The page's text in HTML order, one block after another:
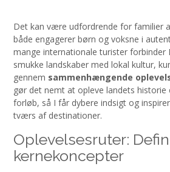
Det kan være udfordrende for familier
både engagerer børn og voksne i
mange internationale turister forbinder
smukke landskaber med lokal kultur,
gennem sammenhængende
gør det nemt at opleve landets
forløb, så I får dybere indsigt og
tværs af destinationer.
Oplevelsesruter:
kernekoncepter